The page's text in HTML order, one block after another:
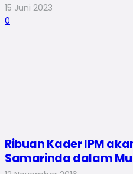
15 Juni 2023
0
Ribuan Kader IPM
Samarinda dalam